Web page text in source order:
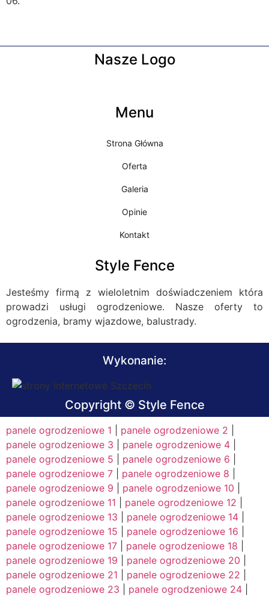
Nasze Logo
Menu
Strona Główna
Oferta
Galeria
Opinie
Kontakt
Style Fence
Jesteśmy firmą z wieloletnim doświadczeniem która
prowadzi usługi ogrodzeniowe. Nasze oferty to
ogrodzenia, bramy wjazdowe, balustrady.
Wykonanie:
Copyright © Style Fence
panele ogrodzeniowe 1 panele ogrodzeniowe 2
panele ogrodzeniowe 3
panele ogrodzeniowe 4
panele ogrodzeniowe 5
panele ogrodzeniowe 6
panele ogrodzeniowe 7
panele ogrodzeniowe 8
panele ogrodzeniowe 9
panele ogrodzeniowe 10
panele ogrodzeniowe 11
panele ogrodzeniowe 12
panele ogrodzeniowe 13
panele ogrodzeniowe 14
panele ogrodzeniowe 15
panele ogrodzeniowe 16
panele ogrodzeniowe 17
panele ogrodzeniowe 18
panele ogrodzeniowe 19
panele ogrodzeniowe 20
panele ogrodzeniowe 21
panele ogrodzeniowe 22
panele ogrodzeniowe 23
panele ogrodzeniowe 24